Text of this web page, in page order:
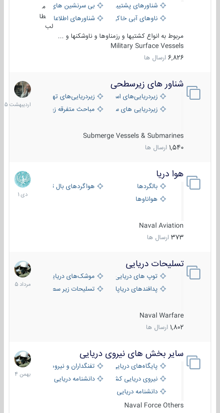
شناورهای پشتیبانی
بی سرنشین های دریایی
ناوهای آبی خاکی و نیروبرشناورهای اطلاعاتی و جاسوسی
طا
لب
مربوط به انواع کشتیها و رزمناوها و ناوشکنها و ...
Military Surface Vessels
6,826 ارسال ها
شناور های زیرسطحی
زیردریایی‌های استراتژیکزیردریایی‌های تهاجمی
زیردریایی های سبک
مباحث متفرقه زیرسطحی
Submerge Vessels & Submarines
1,540 ارسال ها
31
1405
هوا دریا
بالگردها
هواگردهای بال ثابت
هواناوها
Naval Aviation
373 ارسال ها
12
دی
1401
تسلیحات دریایی
توپ های دریایی
موشک‌های دریایی
پدافندهای دریاپایه
تسلیحات زیر سطحی
Naval Warfare
1,802 ارسال ها
2
مرداد
1405
سایر بخش های نیروی دریایی
پایگاه‌های دریایی
تفنگداران و نیروهای ویژه‌ی دریایی
نیروی دریایی کشورهای مختلفدانشنامه دریایی
دانشنامه دریایی کپی
Naval Force Others
22
بهمن
1404